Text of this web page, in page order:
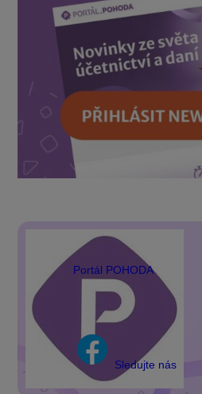
Portál POHODA
Sledujte nás